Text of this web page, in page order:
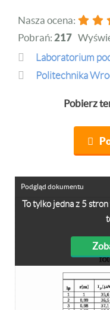
Nasza ocena:
Pobrań: 217
Laboratorium
Politechnika
Pobierz
To tylko jedna z 5
Podgląd dokumentu